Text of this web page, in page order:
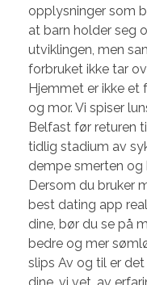
opplysninger som
at barn holder seg
utviklingen, men
forbruket ikke tar
Hjemmet er ikke et
og mor. Vi spiser
Belfast før returen
tidlig stadium av
dempe smerten
Dersom du bruker
best dating app
dine, bør du se på
bedre og mer
slips Av og til er